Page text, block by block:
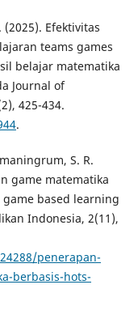
(2025). Efektivitas
teams games
belajar matematika
Journal of
425-434.
.
S. R.
game matematika
based learning
Indonesia, 2(11),
penerapan-
berbasis-hots-